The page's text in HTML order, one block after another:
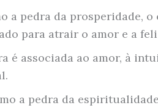
a pedra da prosperidade,
para atrair o amor e a
é associada ao amor, à
a pedra da